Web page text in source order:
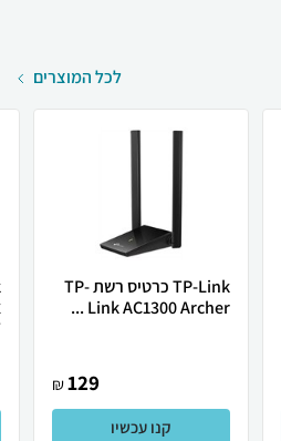
לכל המוצרים
TP-Link כרטיס רשת TP-
Link AC1300 Archer ...
129
₪
קנו עכשיו